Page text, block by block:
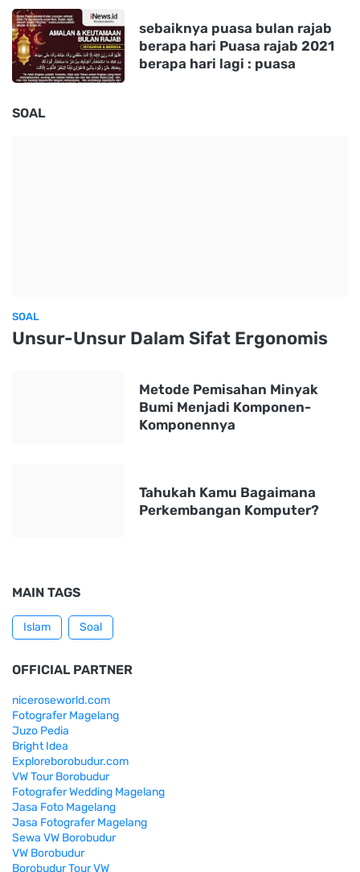
sebaiknya puasa bulan rajab
berapa hari Puasa rajab 2021
berapa hari lagi : puasa
SOAL
SOAL
Unsur-Unsur Dalam Sifat Ergonomis
Metode Pemisahan Minyak
Bumi Menjadi Komponen-
Komponennya
Tahukah Kamu Bagaimana
Perkembangan Komputer?
MAIN TAGS
Islam Soal
OFFICIAL PARTNER
niceroseworld.com
Fotografer Magelang
Juzo Pedia
Bright Idea
Exploreborobudur.com
VW Tour Borobudur
Fotografer Wedding Magelang
Jasa Foto Magelang
Jasa Fotografer Magelang
Sewa VW Borobudur
VW Borobudur
Borobudur Tour VW